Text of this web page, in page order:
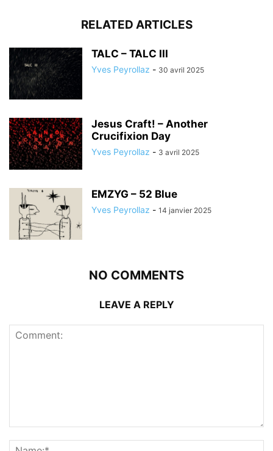
RELATED ARTICLES
TALC – TALC III
Yves Peyrollaz - 30 avril 2025
Jesus Craft! – Another
Crucifixion Day
Yves Peyrollaz - 3 avril 2025
EMZYG – 52 Blue
Yves Peyrollaz - 14 janvier 2025
NO COMMENTS
LEAVE A REPLY